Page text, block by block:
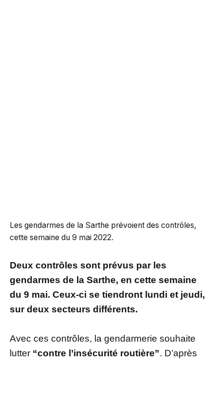
Les gendarmes de la Sarthe prévoient des contrôles,
cette semaine du 9 mai 2022.
Deux contrôles sont prévus par les
gendarmes de la Sarthe, en cette semaine
du 9 mai. Ceux-ci se tiendront lundi et jeudi,
sur deux secteurs différents.
Avec ces contrôles, la gendarmerie souhaite
lutter “contre l’insécurité routière”. D’après